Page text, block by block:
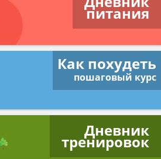
питания
Как похудеть
пошаговый курс
Дневник
тренировок